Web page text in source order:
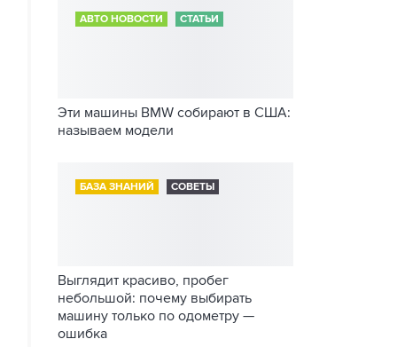
АВТО НОВОСТИ СТАТЬИ
Эти машины BMW собирают в США:
называем модели
БАЗА ЗНАНИЙ СОВЕТЫ
Выглядит красиво, пробег
небольшой: почему выбирать
машину только по одометру —
ошибка